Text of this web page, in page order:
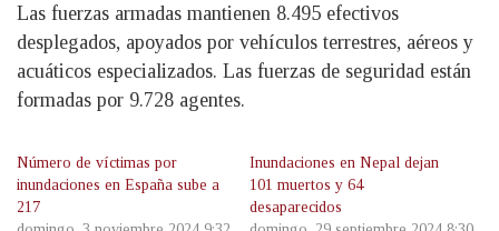
Las fuerzas armadas mantienen 8.495 efectivos
desplegados, apoyados por vehículos terrestres, aéreos y
acuáticos especializados. Las fuerzas de seguridad están
formadas por 9.728 agentes.
Número de víctimas por
inundaciones en España sube a
217
Inundaciones en Nepal dejan
101 muertos y 64
desaparecidos